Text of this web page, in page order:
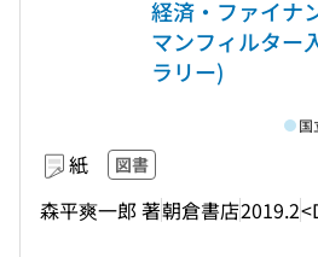
経済・ファイナ
マンフィルター
ラリー)
紙 図書
森平爽一郎 著朝倉書店2019.2
国